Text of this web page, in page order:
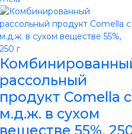
рассольный
продукт Comella с
м.д.ж. в сухом
веществе 55%,